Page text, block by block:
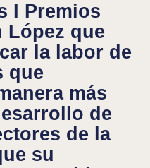
I Premios
López que
la labor de
que
más
de
de la
su